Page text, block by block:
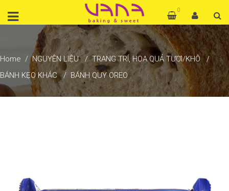
0
Home NGUYÊN LIỆU
TRANG TRÍ, HOA QUẢ TƯƠI/KHÔ
BÁNH KẸO KHÁC
BÁNH QUY OREO